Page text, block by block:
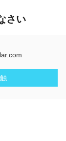
さい